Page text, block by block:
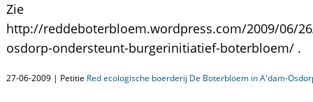
Zie
http://reddeboterbloem.wordpress.com/2009/06/
osdorp-ondersteunt-burgerinitiatief-boterbloem/ .
27-06-2009 | Petitie Red ecologische boerderij De Boterbloem in A'dam-